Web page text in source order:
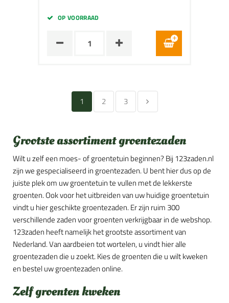
OP VOORRAAD
1 2 3
Grootste assortiment groentezaden
Wilt u zelf een moes- of groentetuin beginnen? Bij 123zaden.nl
zijn we gespecialiseerd in groentezaden. U bent hier dus op de
juiste plek om uw groentetuin te vullen met de lekkerste
groenten. Ook voor het uitbreiden van uw huidige groentetuin
vindt u hier geschikte groentezaden. Er zijn ruim 300
verschillende zaden voor groenten verkrijgbaar in de webshop.
123zaden heeft namelijk het grootste assortiment van
Nederland. Van aardbeien tot wortelen, u vindt hier alle
groentezaden die u zoekt. Kies de groenten die u wilt kweken
en bestel uw groentezaden online.
Zelf groenten kweken